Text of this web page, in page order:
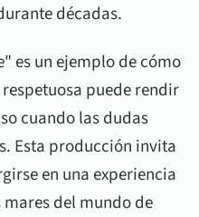
décadas.
es un ejemplo de cómo
puede rendir
cuando las dudas
Esta producción invita
en una experiencia
del mundo de